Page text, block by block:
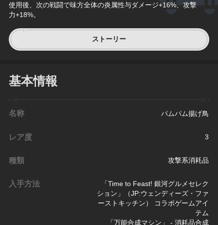
使用後、次の戦闘で味方全体の炎属性与ダメージ+16%、攻撃
力+18%。
ストーリー
基本情報
名称 パムパム揚げ鳥
レア度 3
種類 攻撃系消耗品
入手方法
「Time to Feast! 銀河グルメセレク
ション」（JP:ウェンディーズ・ファ
ーストキッチン） コラボゲームアイ
テム
「万能合成マシン」 - 消耗品合成